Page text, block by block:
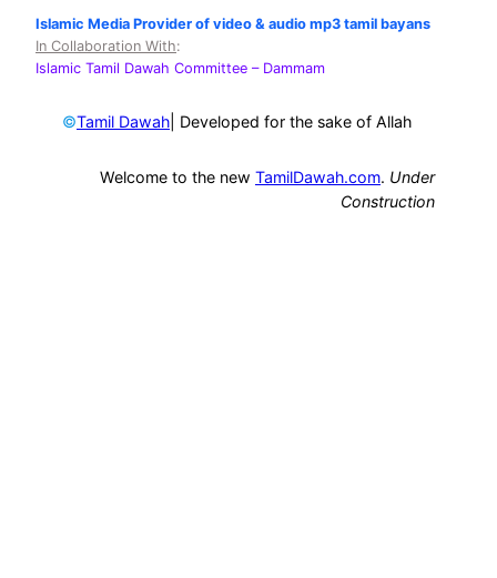
Islamic Media Provider of video & audio mp3 tamil bayans
In Collaboration With:
Islamic Tamil Dawah Committee – Dammam
©Tamil Dawah | Developed for the sake of Allah
Welcome to the new TamilDawah.com. Under
Construction